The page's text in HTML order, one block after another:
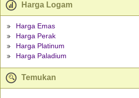
Harga Logam
Harga Emas
Harga Perak
Harga Platinum
Harga Paladium
Temukan